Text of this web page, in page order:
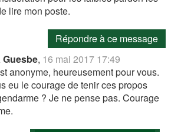
lire mon poste.
Répondre à ce message
Guesbe, 16 mai 2017 17:49
anonyme, heureusement pour vous.
eu le courage de tenir ces propos
? Je ne pense pas. Courage